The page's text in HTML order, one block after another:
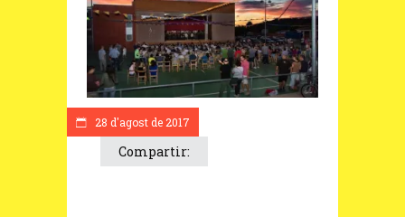
28 d'agost de 2017
Compartir: